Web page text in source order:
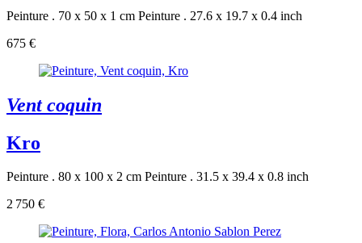
Peinture . 70 x 50 x 1 cm Peinture . 27.6 x 19.7 x 0.4 inch
675 €
Vent coquin
Kro
Peinture . 80 x 100 x 2 cm Peinture . 31.5 x 39.4 x 0.8 inch
2 750 €